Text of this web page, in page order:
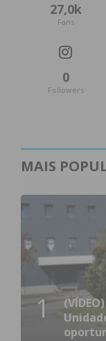
27,0k
Fans
0
Followers
MAIS
1